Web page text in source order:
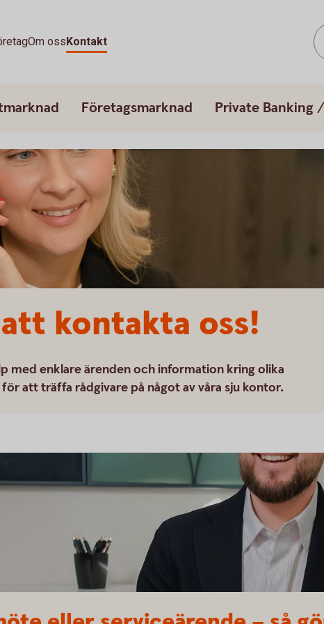
Om ossKontakt
Företagsmarknad Private Banking
kontakta oss!
med enklare ärenden och information kring olika
att träffa rådgivare på något av våra sju kontor.